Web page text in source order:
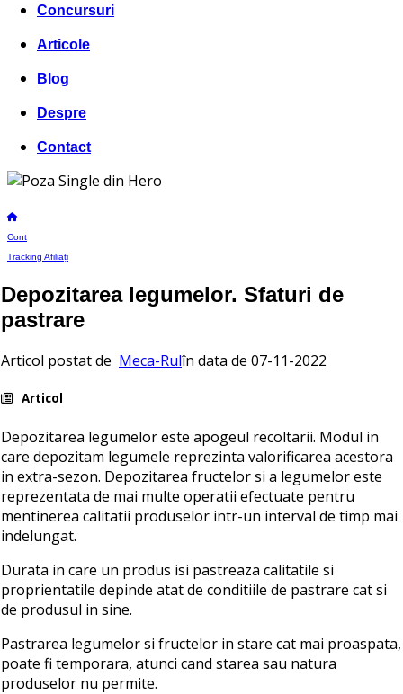
Concursuri
Articole
Blog
Despre
Contact
Cont
Tracking Afiliați
Depozitarea legumelor. Sfaturi de
pastrare
Articol postat de Meca-Rulîn data de 07-11-2022
Articol
Depozitarea legumelor este apogeul recoltarii. Modul in
care depozitam legumele reprezinta valorificarea acestora
in extra-sezon. Depozitarea fructelor si a legumelor este
reprezentata de mai multe operatii efectuate pentru
mentinerea calitatii produselor intr-un interval de timp mai
indelungat.
Durata in care un produs isi pastreaza calitatile si
proprientatile depinde atat de conditiile de pastrare cat si
de produsul in sine.
Pastrarea legumelor si fructelor in stare cat mai proaspata,
poate fi temporara, atunci cand starea sau natura
produselor nu permite.